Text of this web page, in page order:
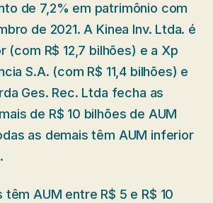
de 7,2% em patrimônio com
de 2021. A Kinea Inv. Ltda. é
(com R$ 12,7 bilhões) e a Xp
S.A. (com R$ 11,4 bilhões) e
Ges. Rec. Ltda fecha as
de R$ 10 bilhões de AUM
as demais têm AUM inferior
AUM entre R$ 5 e R$ 10